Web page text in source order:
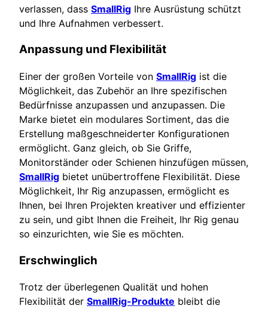
verlassen, dass SmallRig Ihre Ausrüstung schützt
und Ihre Aufnahmen verbessert.
Anpassung und Flexibilität
Einer der großen Vorteile von SmallRig ist die
Möglichkeit, das Zubehör an Ihre spezifischen
Bedürfnisse anzupassen und anzupassen. Die
Marke bietet ein modulares Sortiment, das die
Erstellung maßgeschneiderter Konfigurationen
ermöglicht. Ganz gleich, ob Sie Griffe,
Monitorständer oder Schienen hinzufügen müssen,
SmallRig bietet unübertroffene Flexibilität. Diese
Möglichkeit, Ihr Rig anzupassen, ermöglicht es
Ihnen, bei Ihren Projekten kreativer und effizienter
zu sein, und gibt Ihnen die Freiheit, Ihr Rig genau
so einzurichten, wie Sie es möchten.
Erschwinglich
Trotz der überlegenen Qualität und hohen
Flexibilität der SmallRig-Produkte bleibt die